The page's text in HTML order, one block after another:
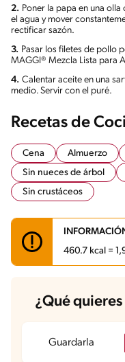
2. Poner la papa en una olla
el agua y mover
rectificar sazón.
3. Pasar los filetes de pollo
MAGGI® Mezcla Lista para
4. Calentar aceite en una
medio. Servir con el puré.
Recetas de
Cena Almuerzo
Sin nueces de árbol
Sin crustáceos
460.7 kcal =
Carbohidratos
Energía 460.7
Proteína
Grasas
¿Qué
Guardarla